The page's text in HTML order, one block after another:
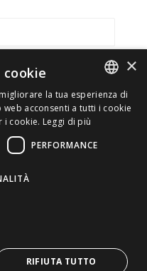
| HALIDON srl -
n. 2262/I/1528 -
cookies-Dettagli licenza-
Agency Milano
ITALIAN
×
la tua esperienza di
acconsenti a tutti i cookie
i cookie. Leggi di più
PERFORMANCE
RIFIUTA TUTTO